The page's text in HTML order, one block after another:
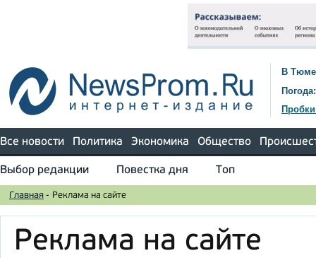
В
Погода:
Все новости Политика Экономика Общество
Выбор редакции Повестка дня Топ
Главная - Реклама на сайте
Реклама на сайте